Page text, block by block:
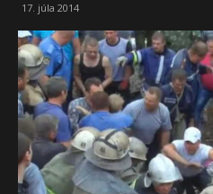
17. júla 2014